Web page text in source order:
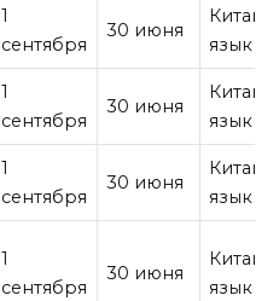
1
сентября
30 июня
язык
1
сентября
30 июня
язык
1
сентября
30 июня
язык
1
сентября
30 июня
язык